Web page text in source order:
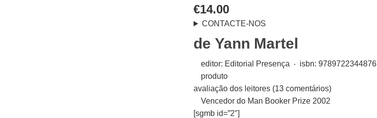
€14.00
CONTACTE-NOS
deYann Martel
editor: Editorial Presença ‧ isbn: 9789722344876
produto
avaliação dos leitores (13 comentários)
Vencedor do Man Booker Prize 2002
[sgmb id=”2″]